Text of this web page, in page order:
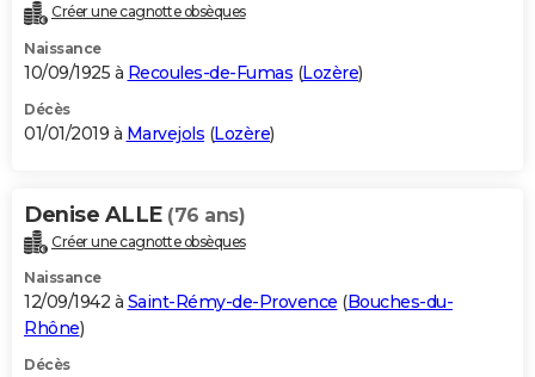
Créer une cagnotte obsèques
Naissance
10/09/1925 à Recoules-de-Fumas (Lozère)
Décès
01/01/2019 à Marvejols (Lozère)
Denise ALLE (76 ans)
Créer une cagnotte obsèques
Naissance
12/09/1942 à Saint-Rémy-de-Provence (Bouches-du-
Rhône)
Décès